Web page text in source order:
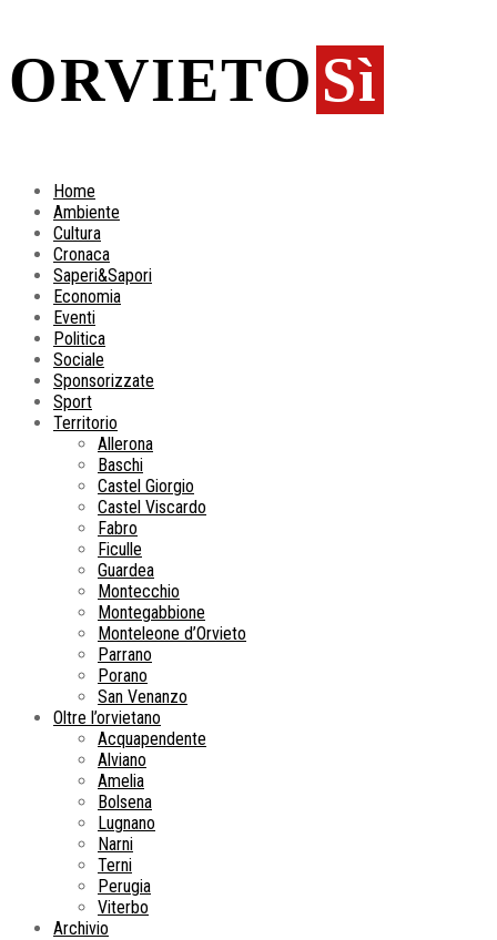
ORVIETO Sì
Home
Ambiente
Cultura
Cronaca
Saperi&Sapori
Economia
Eventi
Politica
Sociale
Sponsorizzate
Sport
Territorio
Allerona
Baschi
Castel Giorgio
Castel Viscardo
Fabro
Ficulle
Guardea
Montecchio
Montegabbione
Monteleone d’Orvieto
Parrano
Porano
San Venanzo
Oltre l’orvietano
Acquapendente
Alviano
Amelia
Bolsena
Lugnano
Narni
Terni
Perugia
Viterbo
Archivio